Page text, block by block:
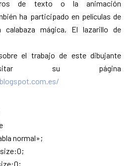
de texto o la animación
ha participado en películas de
calabaza má­gica, El lazarillo de
el trabajo de este dibujante
su página
normal»;